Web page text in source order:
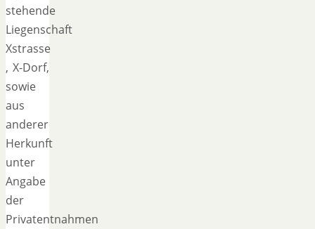
stehende
Liegenschaft
Xstrasse
, X-Dorf,
sowie
aus
anderer
Herkunft
unter
Angabe
der
Privatentnahmen